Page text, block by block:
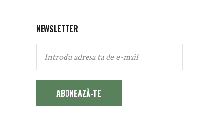
NEWSLETTER
ABONEAZĂ-TE